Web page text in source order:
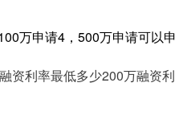
万申请4，500万申请可以申
资利率最低多少200万融资利